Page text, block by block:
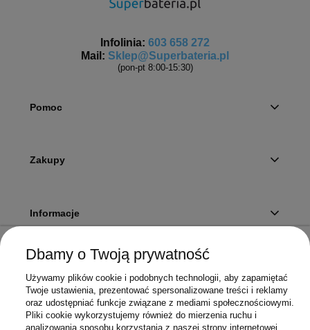
Infolinia: 603 658 272
Mail: Sklep@Superbateria.pl
(pon-pt 8:00-15:30)
Pomoc
Zakupy
Informacje
Twoje konto
Sklep
Dbamy o Twoją prywatność
Używamy plików cookie i podobnych technologii, aby zapamiętać
Twoje ustawienia, prezentować spersonalizowane treści i reklamy
oraz udostępniać funkcje związane z mediami społecznościowymi.
Pliki cookie wykorzystujemy również do mierzenia ruchu i
analizowania sposobu korzystania z naszej strony internetowej.